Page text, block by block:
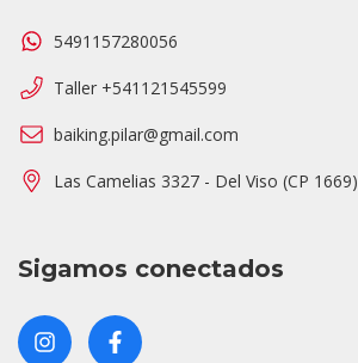
5491157280056
Taller +541121545599
baiking.pilar@gmail.com
Las Camelias 3327 - Del Viso (CP 1669)
Sigamos conectados